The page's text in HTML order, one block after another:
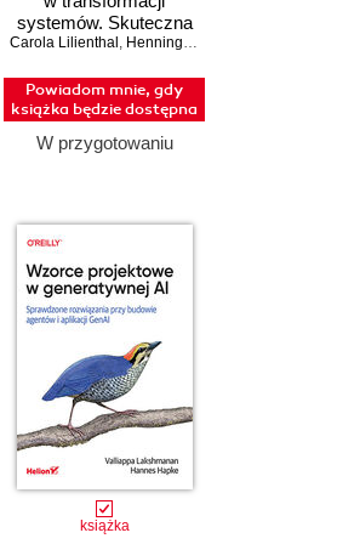
systemów. Skuteczna
modernizacja legacy
Carola Lilienthal , Henning Schwentner
Powiadom mnie, gdy
książka będzie dostępna
W przygotowaniu
książka